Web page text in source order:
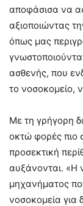
αποφάσισα να
αξιοποιώντας
όπως μας
ασθενής, που
το νοσοκομείο,
Με τη γρήγορη
οκτώ φορές πιο
προσεκτική
αυξάνονται. «Η
μηχανήματος
νοσοκομεία για